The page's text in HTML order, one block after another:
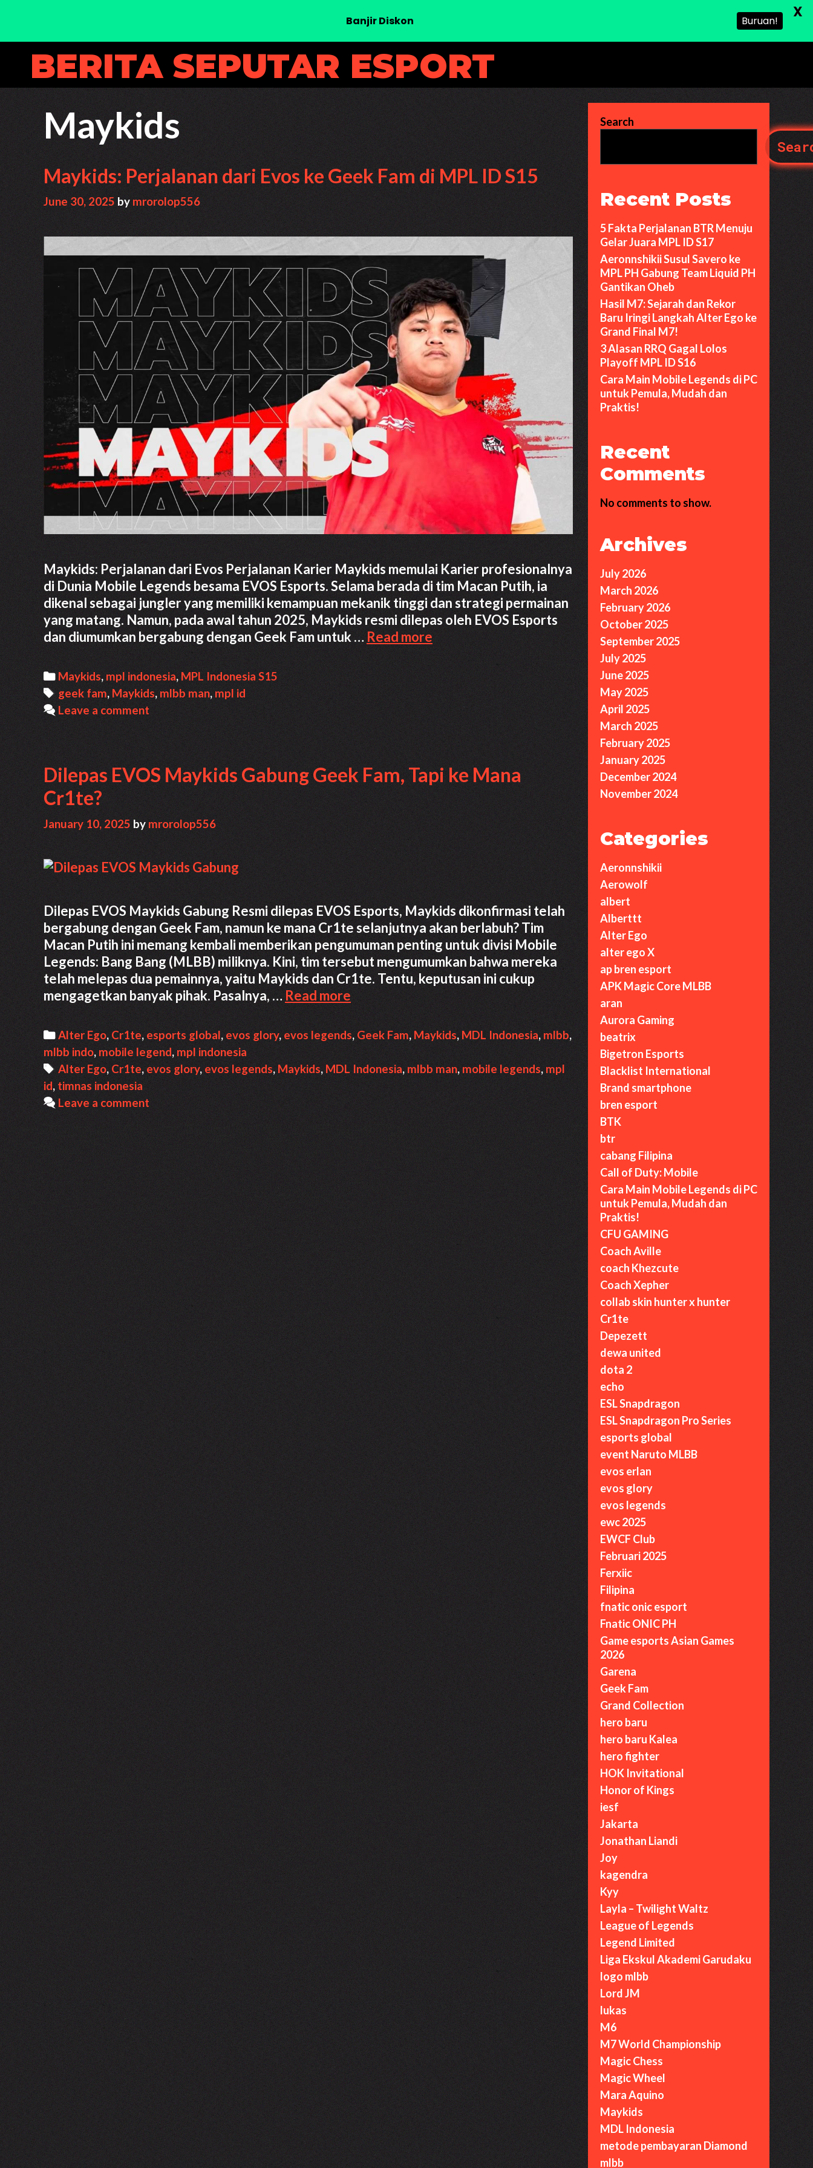
contentBERITA SEPUTAR ESPORT
Maykids
Maykids: Perjalanan dari Evos ke Geek Fam di MPL ID S15
June 30, 2025 by mrorolop556
Maykids: Perjalanan dari Evos Perjalanan Karier Maykids memulai Karier profesionalnya
di Dunia Mobile Legends besama EVOS Esports. Selama berada di tim Macan Putih, ia
dikenal sebagai jungler yang memiliki kemampuan mekanik tinggi dan strategi permainan
yang matang. Namun, pada awal tahun 2025, Maykids resmi dilepas oleh EVOS Esports
dan diumumkan bergabung dengan Geek Fam untuk … Read moreMaykids:
Perjalanan
Geek
Fam
MPL
ID
S15
Categories
Maykids, mpl indonesia, MPL Indonesia S15
Tags
geek fam, Maykids, mlbb man, mpl id
Leave a comment
Dilepas EVOS Maykids Gabung Geek Fam, Tapi ke Mana
Cr1te?
January 10, 2025 by mrorolop556
Dilepas EVOS Maykids Gabung Resmi dilepas EVOS Esports, Maykids dikonfirmasi telah
bergabung dengan Geek Fam, namun ke mana Cr1te selanjutnya akan berlabuh? Tim
Macan Putih ini memang kembali memberikan pengumuman penting untuk divisi Mobile
Legends: Bang Bang (MLBB) miliknya. Kini, tim tersebut mengumumkan bahwa mereka
telah melepas dua pemainnya, yaitu Maykids dan Cr1te. Tentu, keputusan ini cukup
mengagetkan banyak pihak. Pasalnya, … Read moreDilepas
EVOS
Maykids
Gabung
Geek
Fam,
Tapi
ke
Mana
Cr1te?
Categories
Alter Ego, Cr1te, esports global, evos glory, evos legends, Geek Fam, Maykids, MDL Indonesia, mlbb,
mlbb indo, mobile legend, mpl indonesia
Tags
Alter Ego, Cr1te,evos glory, evos legends, Maykids,MDL Indonesia, mlbb man,mobile legends, mpl
id, timnas indonesia
Leave a comment
Search
Recent Posts
5 Fakta Perjalanan BTR Menuju
Gelar Juara MPL ID S17
Aeronnshikii Susul Savero ke
MPL PH Gabung Team Liquid PH
Gantikan Oheb
Hasil M7: Sejarah dan Rekor
Baru Iringi Langkah Alter Ego ke
Grand Final M7!
3 Alasan RRQ Gagal Lolos
Playoff MPL ID S16
Cara Main Mobile Legends di PC
untuk Pemula, Mudah dan
Praktis!
Recent
Comments
No comments to show.
Archives
July 2026
March 2026
February 2026
October 2025
September 2025
July 2025
June 2025
May 2025
April 2025
March 2025
February 2025
January 2025
December 2024
November 2024
Categories
Aeronnshikii
Aerowolf
albert
Alberttt
Alter Ego
alter ego X
ap bren esport
APK Magic Core MLBB
aran
Aurora Gaming
beatrix
Bigetron Esports
Blacklist International
Brand smartphone
bren esport
BTK
btr
cabang Filipina
Call of Duty: Mobile
Cara Main Mobile Legends di PC
untuk Pemula, Mudah dan
Praktis!
CFU GAMING
Coach Aville
coach Khezcute
Coach Xepher
collab skin hunter x hunter
Cr1te
Depezett
dewa united
dota 2
echo
ESL Snapdragon
ESL Snapdragon Pro Series
esports global
event Naruto MLBB
evos erlan
evos glory
evos legends
ewc 2025
EWCF Club
Februari 2025
Ferxiic
Filipina
fnatic onic esport
Fnatic ONIC PH
Game esports Asian Games
2026
Garena
Geek Fam
Grand Collection
hero baru
hero baru Kalea
hero fighter
HOK Invitational
Honor of Kings
iesf
Jakarta
Jonathan Liandi
Joy
kagendra
Kyy
Layla – Twilight Waltz
League of Legends
Legend Limited
Liga Ekskul Akademi Garudaku
logo mlbb
Lord JM
lukas
M6
M7 World Championship
Magic Chess
Magic Wheel
Mara Aquino
Maykids
MDL Indonesia
metode pembayaran Diamond
mlbb
Banjir Diskon Buruan! X